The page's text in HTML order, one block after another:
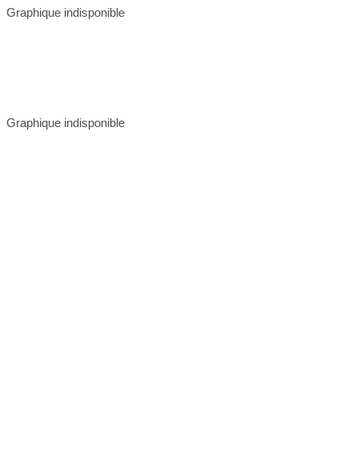
Graphique indisponible
Graphique indisponible